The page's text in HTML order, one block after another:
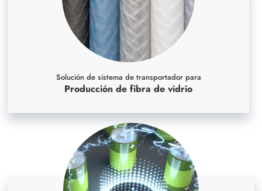
Solución de sistema de transportador para
Producción de fibra de vidrio